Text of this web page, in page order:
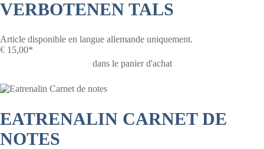
VERBOTENEN TALS
Article disponible en langue allemande uniquement.
€ 15,00*
dans le panier d'achat
EATRENALIN CARNET DE
NOTES